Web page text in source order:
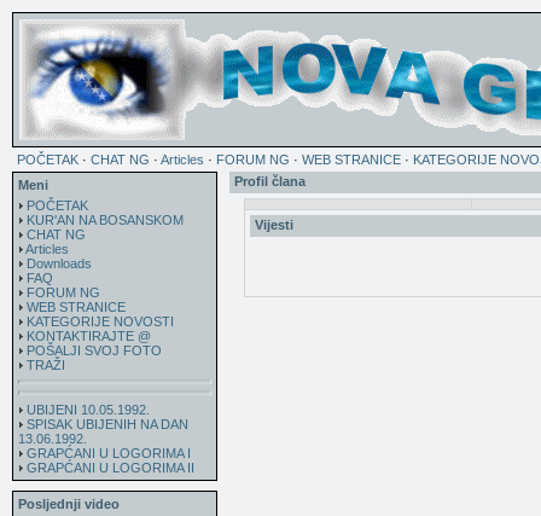
POČETAK · CHAT NG · Articles · FORUM NG · WEB STRANICE · KATEGORIJE
Meni
POČETAK
KUR'AN NA BOSANSKOM
CHAT NG
Articles
Downloads
FAQ
FORUM NG
WEB STRANICE
KATEGORIJE NOVOSTI
KONTAKTIRAJTE @
POŠALJI SVOJ FOTO
TRAŽI
UBIJENI 10.05.1992.
SPISAK UBIJENIH NA DAN
13.06.1992.
GRAPĆANI U LOGORIMA I
GRAPĆANI U LOGORIMA II
Posljednji video
Profil člana
Vijesti